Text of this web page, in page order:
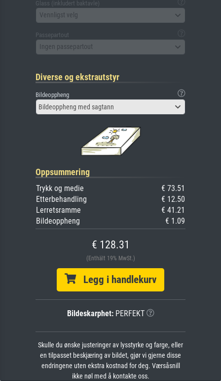
Glass (inkludert baktavle)
Vennligst velg
Passepartout
Ingen passepartout
Diverse og ekstrautstyr
Bildeoppheng
Bildeoppheng med sagtann
Oppsummering
Trykk og medie
€ 73.51
Etterbehandling
€ 12.50
Lerretsramme
€ 41.21
Bildeoppheng
€ 1.09
€ 128.31
(Enthält 19% MwSt.)
Legg i handlekurv
Bildeskarphet:PERFEKT
Skulle du ønske justeringer av lysstyrke og farge, eller
en tilpasset beskjæring av bildet, gjør vi gjerne disse
endringene uten ekstra kostnad for deg. Værsåsnill
ikke nøl med å kontakte oss.